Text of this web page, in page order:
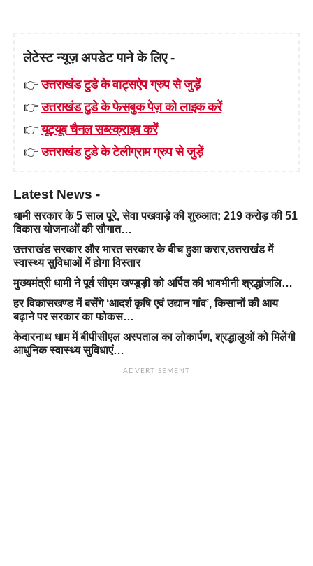
लेटेस्ट न्यूज़ अपडेट पाने के लिए -
👉उत्तराखंड टुडे के वाट्सऐप ग्रुप से जुड़ें
👉उत्तराखंड टुडे के फेसबुक पेज़ को लाइक करें
👉यूट्यूब चैनल सब्स्क्राइब करें
👉उत्तराखंड टुडे के टेलीग्राम ग्रुप से जुड़ें
Latest News -
धामी सरकार के 5 साल पूरे, सेवा पखवाड़े की शुरुआत; 219 करोड़ की 51
विकास योजनाओं की सौगात…
उत्तराखंड सरकार और भारत सरकार के बीच हुआ करार,उत्तराखंड में
स्वास्थ्य सुविधाओं में होगा विस्तार
मुख्यमंत्री धामी ने पूर्व सीएम खण्डूड़ी को अर्पित की भावभीनी श्रद्धांजलि…
हर विकासखण्ड में बसेंगे ‘आदर्श कृषि एवं उद्यान गांव’, किसानों की आय
बढ़ाने पर सरकार का फोकस…
केदारनाथ धाम में बीपीसीएल अस्पताल का लोकार्पण, श्रद्धालुओं को मिलेंगी
आधुनिक स्वास्थ्य सुविधाएं…
ADVERTISEMENT